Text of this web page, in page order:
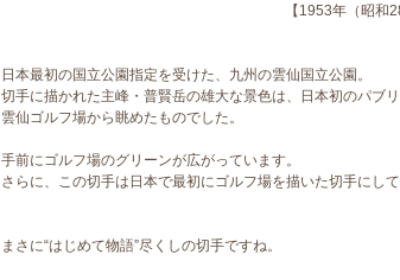
【1953年（昭和
日本最初の国立公園指定を受けた、九州の雲仙国立公園。
切手に描かれた主峰・普賢岳の雄大な景色は、日本初のパブ
雲仙ゴルフ場から眺めたものでした。
手前にゴルフ場のグリーンが広がっています。
さらに、この切手は日本で最初にゴルフ場を描いた切手にし
まさに“はじめて物語”尽くしの切手ですね。